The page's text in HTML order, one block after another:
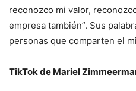
reconozco mi valor,
empresa también”. Sus
personas que comparten el
TikTok de Mariel